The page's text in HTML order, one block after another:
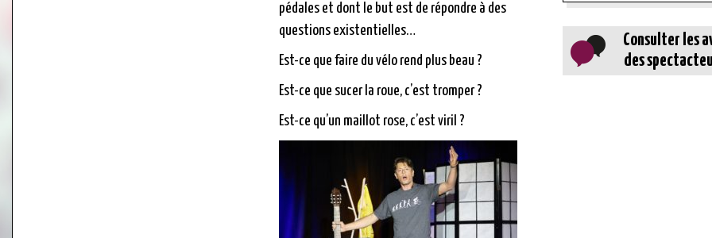
pédales et dont le but est de répondre à des
questions existentielles…
Est-ce que faire du vélo rend plus beau ?
Est-ce que sucer la roue, c’est tromper ?
Est-ce qu’un maillot rose, c’est viril ?
Consulter les
des